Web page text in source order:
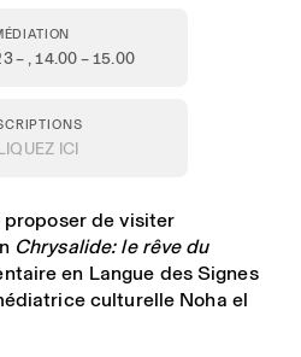
–, 14.00 – 15.00
ICI
de visiter
Chrysalide: le rêve du
en Langue des Signes
culturelle Noha el